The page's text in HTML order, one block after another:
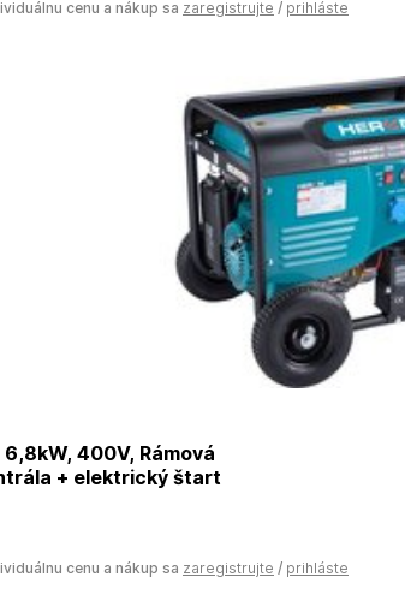
cenu a nákup sa zaregistrujte / prihláste
400V, Rámová
+ elektrický štart
cenu a nákup sa zaregistrujte / prihláste